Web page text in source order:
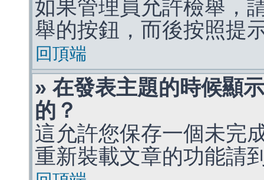
如果管理員允許檢舉，
舉的按鈕，而後按照提
回頂端
» 在發表主題的時候顯
的？
這允許您保存一個未完
重新裝載文章的功能請